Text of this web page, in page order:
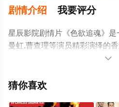
剧情介绍 我要评分
星辰影院剧情片《色欲追魂》
曼虹,曹查理等演员精彩演绎的
清无删减完整版电影大全就上
猜你喜欢